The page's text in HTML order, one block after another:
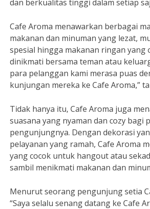
dan berkualitas tinggi dalam setiap
Cafe Aroma menawarkan berbagai
makanan dan minuman yang lezat,
spesial hingga makanan ringan yang
dinikmati bersama teman atau
para pelanggan kami merasa puas
kunjungan mereka ke Cafe Aroma,”
Tidak hanya itu, Cafe Aroma juga
suasana yang nyaman dan cozy bagi
pengunjungnya. Dengan dekorasi
pelayanan yang ramah, Cafe Aroma
yang cocok untuk hangout atau
sambil menikmati makanan dan
Menurut seorang pengunjung setia
“Saya selalu senang datang ke Cafe